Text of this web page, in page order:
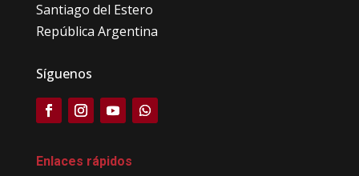
Santiago del Estero
República Argentina
Síguenos
Enlaces rápidos